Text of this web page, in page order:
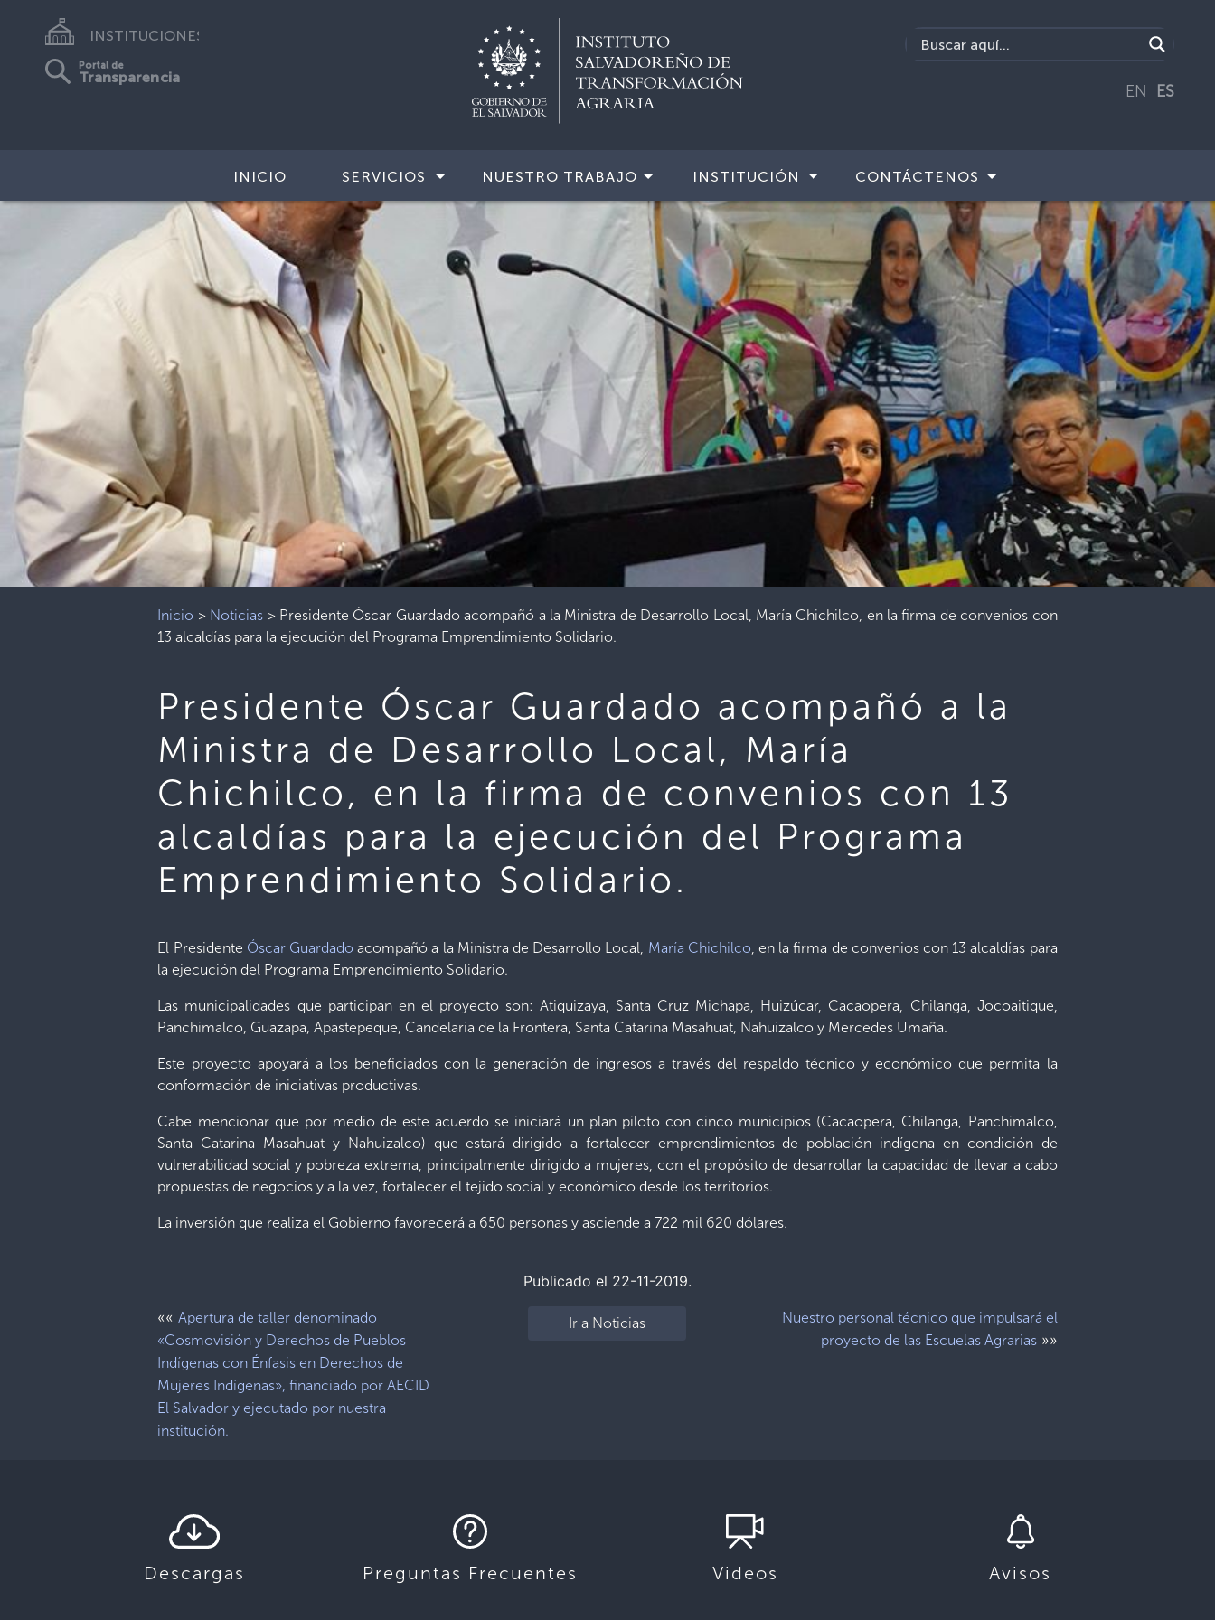
INSTITUCIONES
Portal de
Transparencia
EN ES
INICIO SERVICIOS NUESTRO TRABAJO INSTITUCIÓN CONTÁCTENOS
Inicio > Noticias > Presidente Óscar Guardado acompañó a la Ministra de Desarrollo Local, María Chichilco, en la firma de convenios con
13 alcaldías para la ejecución del Programa Emprendimiento Solidario.
Presidente Óscar Guardado acompañó a la
Ministra de Desarrollo Local, María
Chichilco, en la firma de convenios con 13
alcaldías para la ejecución del Programa
Emprendimiento Solidario.
El Presidente Óscar Guardado acompañó a la Ministra de Desarrollo Local, María Chichilco, en la firma de convenios con 13 alcaldías para
la ejecución del Programa Emprendimiento Solidario.
Las municipalidades que participan en el proyecto son: Atiquizaya, Santa Cruz Michapa, Huizúcar, Cacaopera, Chilanga, Jocoaitique,
Panchimalco, Guazapa, Apastepeque, Candelaria de la Frontera, Santa Catarina Masahuat, Nahuizalco y Mercedes Umaña.
Este proyecto apoyará a los beneficiados con la generación de ingresos a través del respaldo técnico y económico que permita la
conformación de iniciativas productivas.
Cabe mencionar que por medio de este acuerdo se iniciará un plan piloto con cinco municipios (Cacaopera, Chilanga, Panchimalco,
Santa Catarina Masahuat y Nahuizalco) que estará dirigido a fortalecer emprendimientos de población indígena en condición de
vulnerabilidad social y pobreza extrema, principalmente dirigido a mujeres, con el propósito de desarrollar la capacidad de llevar a cabo
propuestas de negocios y a la vez, fortalecer el tejido social y económico desde los territorios.
La inversión que realiza el Gobierno favorecerá a 650 personas y asciende a 722 mil 620 dólares.
Publicado el 22-11-2019.
««Apertura de taller denominado
«Cosmovisión y Derechos de Pueblos
Indígenas con Énfasis en Derechos de
Mujeres Indígenas», financiado por AECID
El Salvador y ejecutado por nuestra
institución.
Ir a Noticias
Nuestro personal técnico que impulsará el
proyecto de las Escuelas Agrarias»»
Descargas Preguntas Frecuentes Videos Avisos